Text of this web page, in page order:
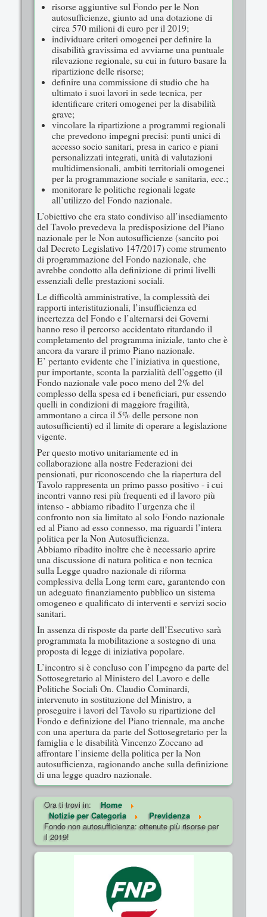
risorse aggiuntive sul Fondo per le Non
autosufficienze, giunto ad una dotazione di
circa 570 milioni di euro per il 2019;
individuare criteri omogenei per definire la
disabilità gravissima ed avviarne una puntuale
rilevazione regionale, su cui in futuro basare la
ripartizione delle risorse;
definire una commissione di studio che ha
ultimato i suoi lavori in sede tecnica, per
identificare criteri omogenei per la disabilità
grave;
vincolare la ripartizione a programmi regionali
che prevedono impegni precisi: punti unici di
accesso socio sanitari, presa in carico e piani
personalizzati integrati, unità di valutazioni
multidimensionali, ambiti territoriali omogenei
per la programmazione sociale e sanitaria, ecc.;
monitorare le politiche regionali legate
all’utilizzo del Fondo nazionale.
L’obiettivo che era stato condiviso all’insediamento
del Tavolo prevedeva la predisposizione del Piano
nazionale per le Non autosufficienze (sancito poi
dal Decreto Legislativo 147/2017) come strumento
di programmazione del Fondo nazionale, che
avrebbe condotto alla definizione di primi livelli
essenziali delle prestazioni sociali.
Le difficoltà amministrative, la complessità dei
rapporti interistituzionali, l’insufficienza ed
incertezza del Fondo e l’alternarsi dei Governi
hanno reso il percorso accidentato ritardando il
completamento del programma iniziale, tanto che è
ancora da varare il primo Piano nazionale.
E’ pertanto evidente che l’iniziativa in questione,
pur importante, sconta la parzialità dell’oggetto (il
Fondo nazionale vale poco meno del 2% del
complesso della spesa ed i beneficiari, pur essendo
quelli in condizioni di maggiore fragilità,
ammontano a circa il 5% delle persone non
autosufficienti) ed il limite di operare a legislazione
vigente.
Per questo motivo unitariamente ed in
collaborazione alla nostre Federazioni dei
pensionati, pur riconoscendo che la riapertura del
Tavolo rappresenta un primo passo positivo - i cui
incontri vanno resi più frequenti ed il lavoro più
intenso - abbiamo ribadito l’urgenza che il
confronto non sia limitato al solo Fondo nazionale
ed al Piano ad esso connesso, ma riguardi l’intera
politica per la Non Autosufficienza.
Abbiamo ribadito inoltre che è necessario aprire
una discussione di natura politica e non tecnica
sulla Legge quadro nazionale di riforma
complessiva della Long term care, garantendo con
un adeguato finanziamento pubblico un sistema
omogeneo e qualificato di interventi e servizi socio
sanitari.
In assenza di risposte da parte dell’Esecutivo sarà
programmata la mobilitazione a sostegno di una
proposta di legge di iniziativa popolare.
L’incontro si è concluso con l’impegno da parte del
Sottosegretario al Ministero del Lavoro e delle
Politiche Sociali On. Claudio Cominardi,
intervenuto in sostituzione del Ministro, a
proseguire i lavori del Tavolo su ripartizione del
Fondo e definizione del Piano triennale, ma anche
con una apertura da parte del Sottosegretario per la
famiglia e le disabilità Vincenzo Zoccano ad
affrontare l’insieme della politica per la Non
autosufficienza, ragionando anche sulla definizione
di una legge quadro nazionale.
Ora ti trovi in:
Home
Notizie per Categoria
Previdenza
Fondo non autosufficienza: ottenute più risorse per
il 2019!